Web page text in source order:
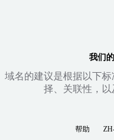
我们
域名的建议是根据以下
择、关联性，以
帮助